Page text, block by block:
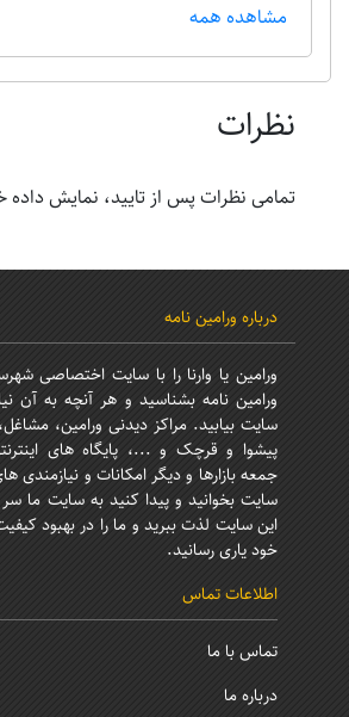
مشاهده همه
نظرات
تمامی نظرات پس از تایید، نمایش
درباره ورامین نامه
ورامین یا وارنا را با سایت اختصاصی
ورامین نامه بشناسید و هر آنچه به آن
سایت بیابید. مراکز دیدنی ورامین،
پیشوا و قرچک و ...، پایگاه های
جمعه بازارها و دیگر امکانات و نیازمندی
سایت بخوانید و پیدا کنید به سایت ما
این سایت لذت ببرید و ما را در بهبود
خود یاری رسانید.
اطلاعات تماس
تماس با ما
درباره ما